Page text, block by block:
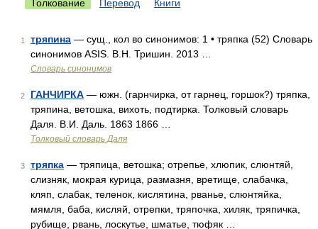
Толкование Перевод Книги
1 тряпина — сущ., кол во синонимов: 1 • тряпка (52) Словарь
синонимов ASIS. В.Н. Тришин. 2013 …
Словарь синонимов
2 ГАНЧИРКА — южн. (гарнчирка, от гарнец, горшок?) тряпка,
тряпина, ветошка, вихоть, подтирка. Толковый словарь
Даля. В.И. Даль. 1863 1866 …
Толковый словарь Даля
3 тряпка — тряпица, ветошка; отрепье, хлюпик, слюнтяй,
слизняк, мокрая курица, размазня, вретище, слабачка,
кляп, слабак, теленок, кислятина, рванье, слюнтяйка,
мямля, баба, кисляй, отрепки, тряпочка, хиляк, тряпичка,
рубище, рвань, лоскутье, шматье, тюфяк …